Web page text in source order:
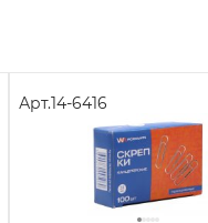
Арт.14-6416